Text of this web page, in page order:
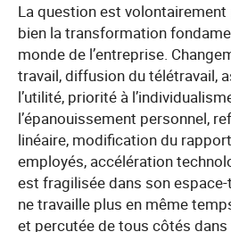
La question est
bien la transformation
monde de l’entreprise.
travail, diffusion du télétravail,
l’utilité, priorité à
l’épanouissement personnel,
linéaire, modification du
employés, accélération
est fragilisée dans son
ne travaille plus en même
et percutée de tous côtés